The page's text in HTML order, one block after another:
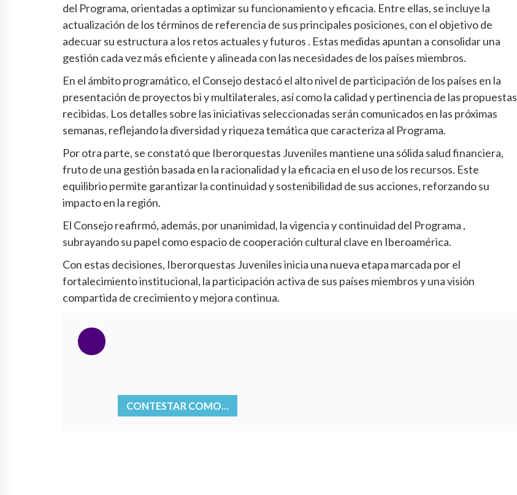
del Programa, orientadas a optimizar su funcionamiento y eficacia. Entre ellas, se incluye la
actualización de los términos de referencia de sus principales posiciones, con el objetivo de
adecuar su estructura a los retos actuales y futuros . Estas medidas apuntan a consolidar una
gestión cada vez más eficiente y alineada con las necesidades de los países miembros.
En el ámbito programático, el Consejo destacó el alto nivel de participación de los países en la
presentación de proyectos bi y multilaterales, así como la calidad y pertinencia de las propuestas
recibidas. Los detalles sobre las iniciativas seleccionadas serán comunicados en las próximas
semanas, reflejando la diversidad y riqueza temática que caracteriza al Programa.
Por otra parte, se constató que Iberorquestas Juveniles mantiene una sólida salud financiera,
fruto de una gestión basada en la racionalidad y la eficacia en el uso de los recursos. Este
equilibrio permite garantizar la continuidad y sostenibilidad de sus acciones, reforzando su
impacto en la región.
El Consejo reafirmó, además, por unanimidad, la vigencia y continuidad del Programa ,
subrayando su papel como espacio de cooperación cultural clave en Iberoamérica.
Con estas decisiones, Iberorquestas Juveniles inicia una nueva etapa marcada por el
fortalecimiento institucional, la participación activa de sus países miembros y una visión
compartida de crecimiento y mejora continua.
CONTESTAR COMO...